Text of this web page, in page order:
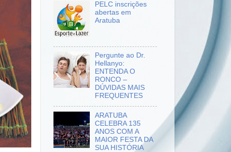
PELC inscrições
abertas em
Aratuba
Pergunte ao Dr.
Hellanyo:
ENTENDA O
RONCO –
DÚVIDAS MAIS
FREQUENTES
ARATUBA
CELEBRA 135
ANOS COM A
MAIOR FESTA DA
SUA HISTÓRIA